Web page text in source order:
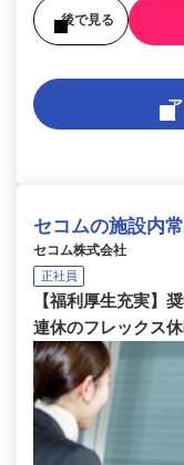
後で見る
セコムの施設内
セコム株式会社
正社員
【福利厚生充実】
連休のフレックス